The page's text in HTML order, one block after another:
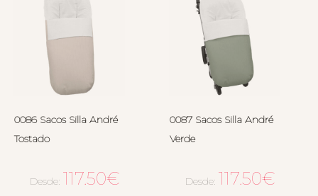
0086 Sacos Silla André
Tostado
Desde: 117.50€
0087 Sacos Silla André
Verde
Desde: 117.50€